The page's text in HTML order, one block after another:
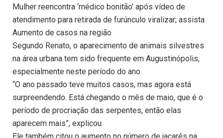
Mulher reencontra ‘médico bonitão’ após vídeo de
atendimento para retirada de furúnculo viralizar; assista
Aumento de casos na região
Segundo Renato, o aparecimento de animais silvestres
na área urbana tem sido frequente em Augustinópolis,
especialmente neste período do ano.
“O ano passado teve muitos casos, mas agora está
surpreendendo. Está chegando o mês de maio, que é o
período de procriação das serpentes, então elas
aparecem mais”, explicou.